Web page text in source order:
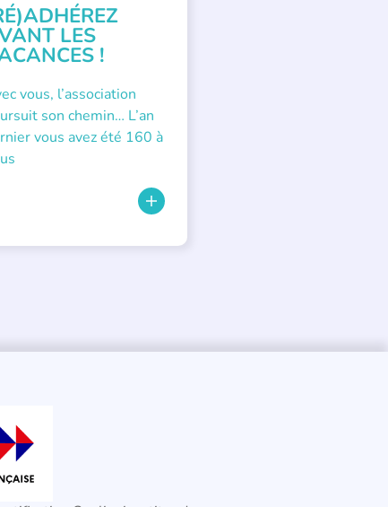
LES
!
vous, l’association
son chemin… L’an
vous avez été 160 à